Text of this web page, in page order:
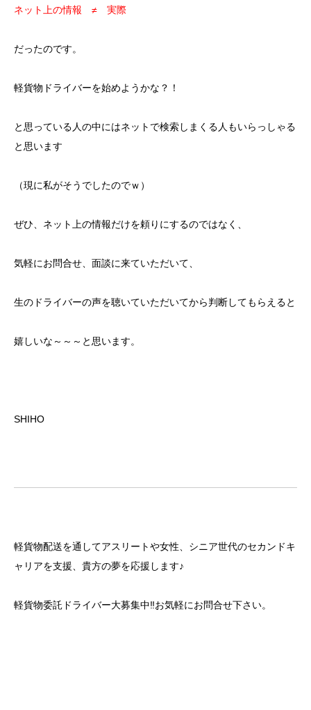
ネット上の情報 ≠ 実際
だったのです。
軽貨物ドライバーを始めようかな？！
と思っている人の中にはネットで検索しまくる人もいらっしゃる
と思います
（現に私がそうでしたのでｗ）
ぜひ、ネット上の情報だけを頼りにするのではなく、
気軽にお問合せ、面談に来ていただいて、
生のドライバーの声を聴いていただいてから判断してもらえると
嬉しいな～～～と思います。
SHIHO
軽貨物配送を通してアスリートや女性、シニア世代のセカンドキ
ャリアを支援、貴方の夢を応援します♪
軽貨物委託ドライバー大募集中‼お気軽にお問合せ下さい。